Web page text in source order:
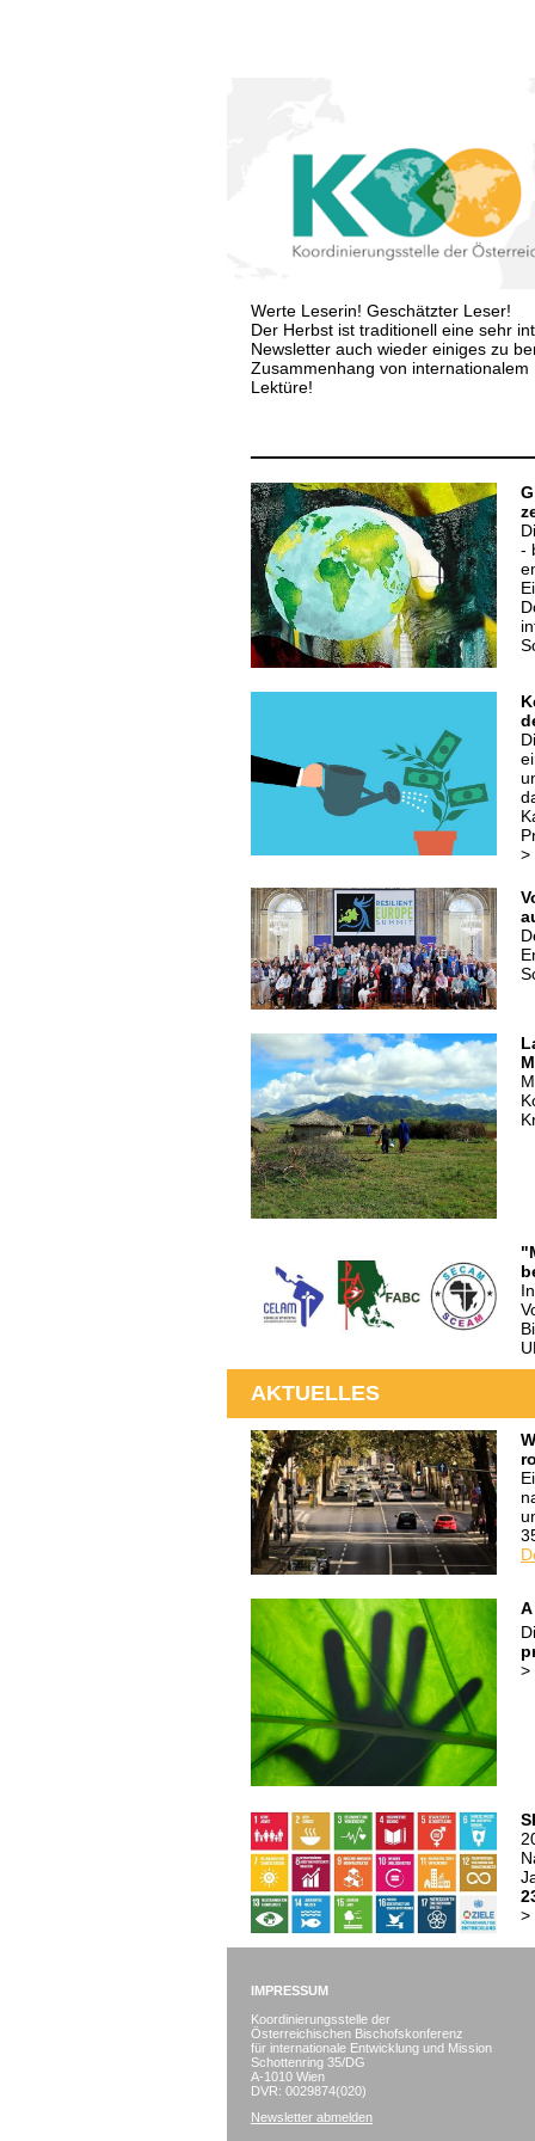
Werte Leserin! Geschätzter Leser!
Der Herbst ist traditionell eine sehr
Newsletter auch wieder einiges zu
Zusammenhang von
Lektüre!
-
>
AKTUELLES
>
>
IMPRESSUM
Koordinierungsstelle der
Österreichischen Bischofskonferenz
für internationale Entwicklung und Mission
Schottenring 35/DG
A-1010 Wien
DVR: 0029874(020)
Newsletter abmelden